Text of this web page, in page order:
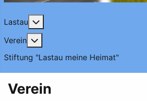
Lastau
Verein
Stiftung "Lastau meine Heimat"
Verein